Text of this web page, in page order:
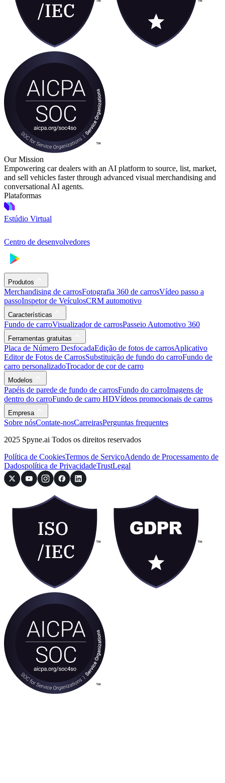
Our Mission
Empowering car dealers with an AI platform to source, list, market,
and sell vehicles faster through advanced visual merchandising and
conversational AI agents.
Plataformas
Estúdio Virtual
Centro de desenvolvedores
Produtos
Merchandising de carrosFotografia 360 de carrosVídeo passo a
passoInspetor de VeículosCRM automotivo
Características
Fundo de carroVisualizador de carrosPasseio Automotivo 360
Ferramentas gratuitas
Placa de Número DesfocadaEdição de fotos de carrosAplicativo
Editor de Fotos de CarrosSubstituição de fundo do carroFundo de
carro personalizadoTrocador de cor de carro
Modelos
Papéis de parede de fundo de carrosFundo do carroImagens de
dentro do carroFundo de carro HDVídeos promocionais de carros
Empresa
Sobre nósContate-nosCarreirasPerguntas frequentes
2025 Spyne.ai Todos os direitos reservados
Política de CookiesTermos de ServiçoAdendo de Processamento de
Dadospolítica de PrivacidadeTrustLegal